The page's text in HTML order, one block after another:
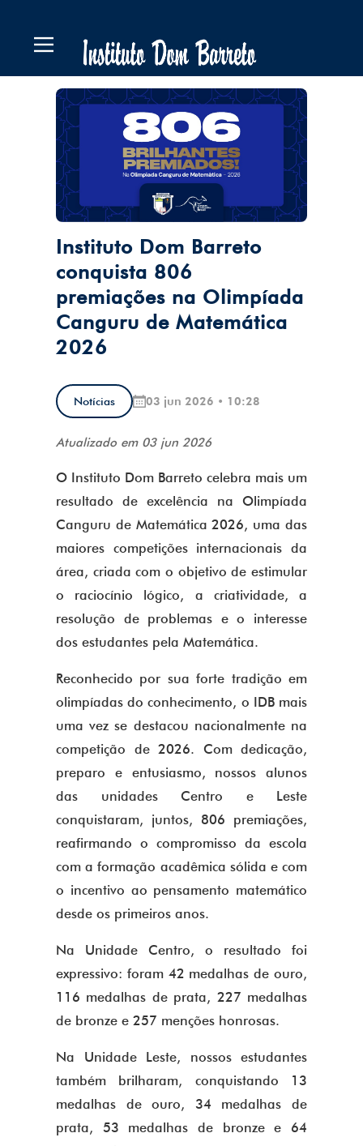
Instituto Dom Barreto
conquista 806
premiações na Olimpíada
Canguru de Matemática
2026
Notícias 03 jun 2026 • 10:28
Atualizado em 03 jun 2026
O Instituto Dom Barreto celebra mais um
resultado de excelência na Olimpíada
Canguru de Matemática 2026, uma das
maiores competições internacionais da
área, criada com o objetivo de estimular
o raciocínio lógico, a criatividade, a
resolução de problemas e o interesse
dos estudantes pela Matemática.
Reconhecido por sua forte tradição em
olimpíadas do conhecimento, o IDB mais
uma vez se destacou nacionalmente na
competição de 2026. Com dedicação,
preparo e entusiasmo, nossos alunos
das unidades Centro e Leste
conquistaram, juntos, 806 premiações,
reafirmando o compromisso da escola
com a formação acadêmica sólida e com
o incentivo ao pensamento matemático
desde os primeiros anos.
Na Unidade Centro, o resultado foi
expressivo: foram 42 medalhas de ouro,
116 medalhas de prata, 227 medalhas
de bronze e 257 menções honrosas.
Na Unidade Leste, nossos estudantes
também brilharam, conquistando 13
medalhas de ouro, 34 medalhas de
prata, 53 medalhas de bronze e 64